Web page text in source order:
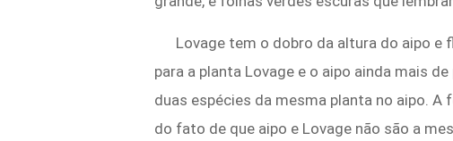
Lovage tem o dobro da altura do aipo e
para a planta Lovage e o aipo ainda mais
duas espécies da mesma planta no aipo.
do fato de que aipo e Lovage não são a